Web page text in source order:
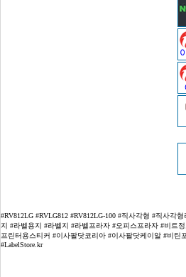
#RV812LG #RVLG812 #RV812LG-100 #직사각형 #직사
지 #라벨용지 #라벨지 #라벨프라자 #오피스프라자 #비트
프린터용스티커 #이사팔닷코리아 #이사팔닷케이알 #비틴
#LabelStore.kr